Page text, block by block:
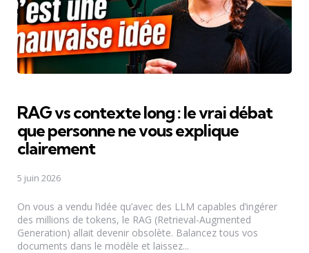
RAG vs contexte long : le vrai débat
que personne ne vous explique
clairement
5 juin 2026
On vous a vendu l’idée qu’avec des LLM capables d’ingérer
des millions de tokens, le RAG (Retrieval-Augmented
Generation) allait devenir obsolète. Balancez tous vos
documents dans le modèle et laissez...